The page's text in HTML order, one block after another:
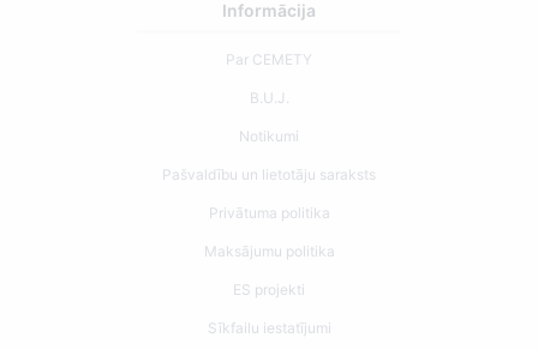
Informācija
Par CEMETY
B.U.J.
Notikumi
Pašvaldību un lietotāju saraksts
Privātuma politika
Maksājumu politika
ES projekti
Sīkfailu iestatījumi